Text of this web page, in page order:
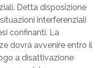
Detta disposizione
interferenziali
confinanti. La
dovrà avvenire entro il
a disattivazione